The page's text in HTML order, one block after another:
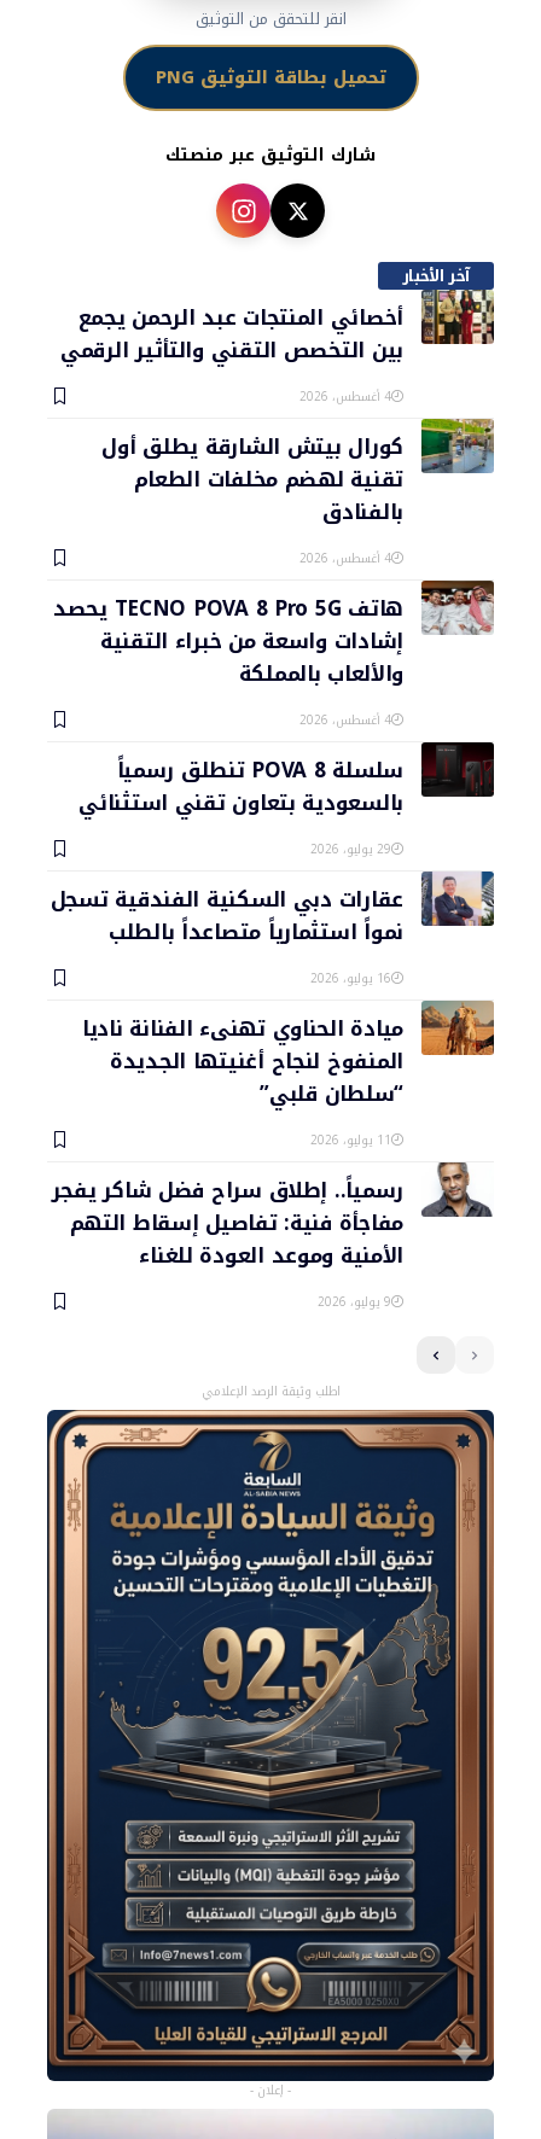
انقر للتحقق من التوثيق
تحميل بطاقة التوثيق PNG
شارك التوثيق عبر منصتك
آخر الأخبار
أخصائي المنتجات عبد الرحمن يجمع
بين التخصص التقني والتأثير الرقمي
4 أغسطس، 2026
كورال بيتش الشارقة يطلق أول
تقنية لهضم مخلفات الطعام
بالفنادق
4 أغسطس، 2026
هاتف TECNO POVA 8 Pro 5G يحصد
إشادات واسعة من خبراء التقنية
والألعاب بالمملكة
4 أغسطس، 2026
سلسلة POVA 8 تنطلق رسمياً
بالسعودية بتعاون تقني استثنائي
29 يوليو، 2026
عقارات دبي السكنية الفندقية تسجل
نمواً استثمارياً متصاعداً بالطلب
16 يوليو، 2026
ميادة الحناوي تهنىء الفنانة ناديا
المنفوخ لنجاح أغنيتها الجديدة
“سلطان قلبي”
11 يوليو، 2026
رسمياً.. إطلاق سراح فضل شاكر يفجر
مفاجأة فنية: تفاصيل إسقاط التهم
الأمنية وموعد العودة للغناء
9 يوليو، 2026
اطلب وثيقة الرصد الإعلامي
- إعلان -